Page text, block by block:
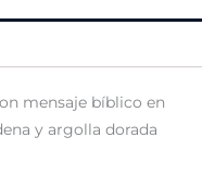
mensaje bíblico en
y argolla dorada